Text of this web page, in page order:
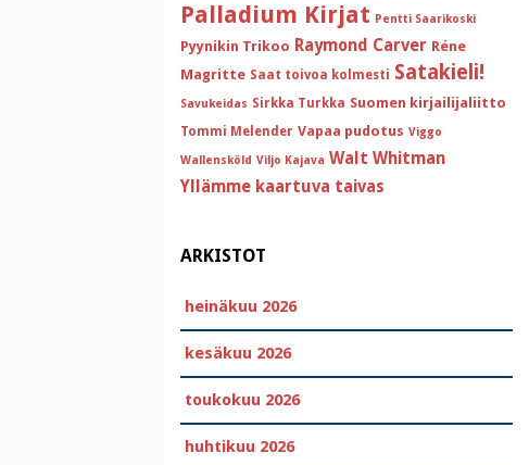
Palladium Kirjat Pentti Saarikoski
Pyynikin Trikoo Raymond Carver Réne
Magritte Saat toivoa kolmesti Satakieli!
Savukeidas Sirkka Turkka Suomen kirjailijaliitto
Tommi Melender Vapaa pudotus Viggo
Wallensköld Viljo Kajava Walt Whitman
Yllämme kaartuva taivas
ARKISTOT
heinäkuu 2026
kesäkuu 2026
toukokuu 2026
huhtikuu 2026